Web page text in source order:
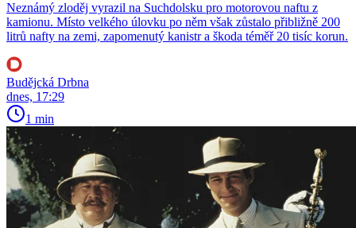
Neznámý zloděj vyrazil na Suchdolsku pro motorovou naftu z
kamionu. Místo velkého úlovku po něm však zůstalo přibližně 200
litrů nafty na zemi, zapomenutý kanistr a škoda téměř 20 tisíc korun.
Budějcká Drbna
dnes, 17:29
1 min